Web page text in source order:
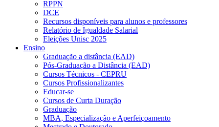
RPPN
DCE
Recursos disponíveis para alunos e professores
Relatório de Igualdade Salarial
Eleições Unisc 2025
Ensino
Graduação a distância (EAD)
Pós-Graduação a Distância (EAD)
Cursos Técnicos - CEPRU
Cursos Profissionalizantes
Educar-se
Cursos de Curta Duração
Graduação
MBA, Especialização e Aperfeiçoamento